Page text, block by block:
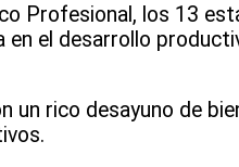
Profesional, los 13
el desarrollo
un rico desayuno de